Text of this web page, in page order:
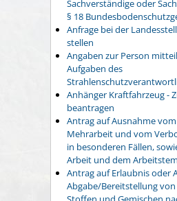
Sachverständige oder
§ 18
Anfrage bei der
stellen
Angaben zur Person
Aufgaben des
Anhänger Kraftfahrzeug -
beantragen
Antrag auf Ausnahme
Mehrarbeit und vom
in besonderen Fällen,
Arbeit und dem
Antrag auf Erlaubnis oder
Abgabe/Bereitstellung